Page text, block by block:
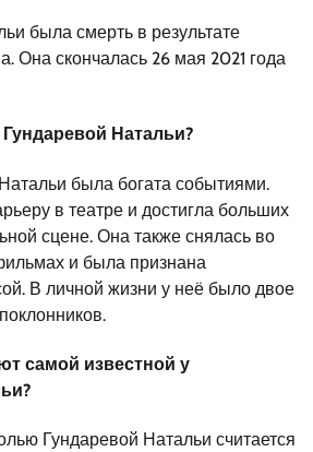
была смерть в результате
Она скончалась 26 мая 2021 года
Натальи?
была богата событиями.
в театре и достигла больших
сцене. Она также снялась во
и была признана
В личной жизни у неё было двое
самой известной у
Гундаревой Натальи считается